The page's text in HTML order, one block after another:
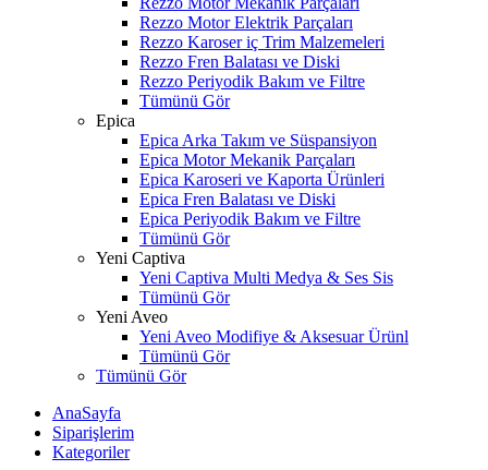
Rezzo Motor Elektrik Parçaları
Rezzo Karoser iç Trim Malzemeleri
Rezzo Fren Balatası ve Diski
Rezzo Periyodik Bakım ve Filtre
Tümünü Gör
Epica
Epica Arka Takım ve Süspansiyon
Epica Motor Mekanik Parçaları
Epica Karoseri ve Kaporta Ürünleri
Epica Fren Balatası ve Diski
Epica Periyodik Bakım ve Filtre
Tümünü Gör
Yeni Captiva
Yeni Captiva Multi Medya & Ses Sis
Tümünü Gör
Yeni Aveo
Yeni Aveo Modifiye & Aksesuar Ürünl
Tümünü Gör
Tümünü Gör
AnaSayfa
Siparişlerim
Kategoriler